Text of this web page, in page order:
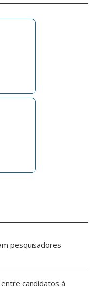
pesquisadores
candidatos à